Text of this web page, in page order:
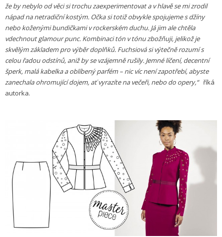
že by nebylo od věci si trochu zaexperimentovat a v hlavě se mi zrodil
nápad na netradiční kostým. Očka si totiž obvykle spojujeme s džíny
nebo koženými bundičkami v rockerském duchu. Já jim ale chtěla
vdechnout glamour punc. Kombinaci tón v tónu zbožňuji, jelikož je
skvělým základem pro výběr doplňků. Fuchsiová si výtečně rozumí s
celou řadou odstínů, aniž by se vzájemně rušily. Jemné líčení, decentní
šperk, malá kabelka a oblíbený parfém – nic víc není zapotřebí, abyste
zanechala ohromující dojem, ať vyrazíte na večeři, nebo do opery,“říká
autorka.